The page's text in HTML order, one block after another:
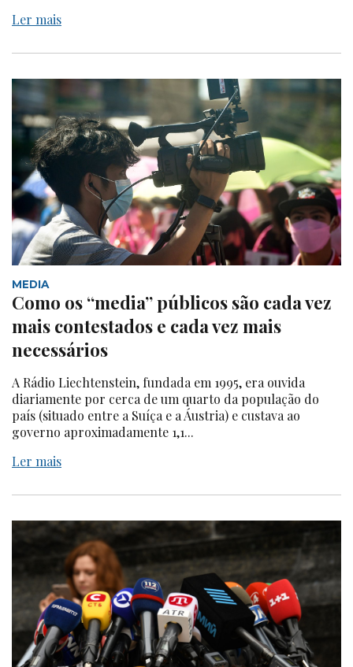
Ler mais
MEDIA
Como os “media” públicos são cada vez
mais contestados e cada vez mais
necessários
A Rádio Liechtenstein, fundada em 1995, era ouvida
diariamente por cerca de um quarto da população do
país (situado entre a Suíça e a Áustria) e custava ao
governo aproximadamente 1,1...
Ler mais